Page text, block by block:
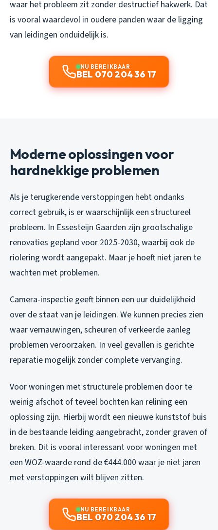
waar het probleem zit zonder destructief hakwerk. Dat
is vooral waardevol in oudere panden waar de ligging
van leidingen onduidelijk is.
NU BEREIKBAAR
BEL 070 204 36 17
Moderne oplossingen voor
hardnekkige problemen
Als je terugkerende verstoppingen hebt ondanks
correct gebruik, is er waarschijnlijk een structureel
probleem. In Essesteijn Gaarden zijn grootschalige
renovaties gepland voor 2025-2030, waarbij ook de
riolering wordt aangepakt. Maar je hoeft niet jaren te
wachten met problemen.
Camera-inspectie geeft binnen een uur duidelijkheid
over de staat van je leidingen. We kunnen precies zien
waar vernauwingen, scheuren of verkeerde aanleg
problemen veroorzaken. In veel gevallen is gerichte
reparatie mogelijk zonder complete vervanging.
Voor woningen met structurele problemen door te
weinig afschot of teveel bochten kan relining een
oplossing zijn. Hierbij wordt een nieuwe kunststof buis
in de bestaande leiding aangebracht, zonder graven of
breken. Dit is vooral interessant voor woningen met
een WOZ-waarde rond de €444.000 waar je niet jaren
met verstoppingen wilt blijven zitten.
NU BEREIKBAAR
BEL 070 204 36 17